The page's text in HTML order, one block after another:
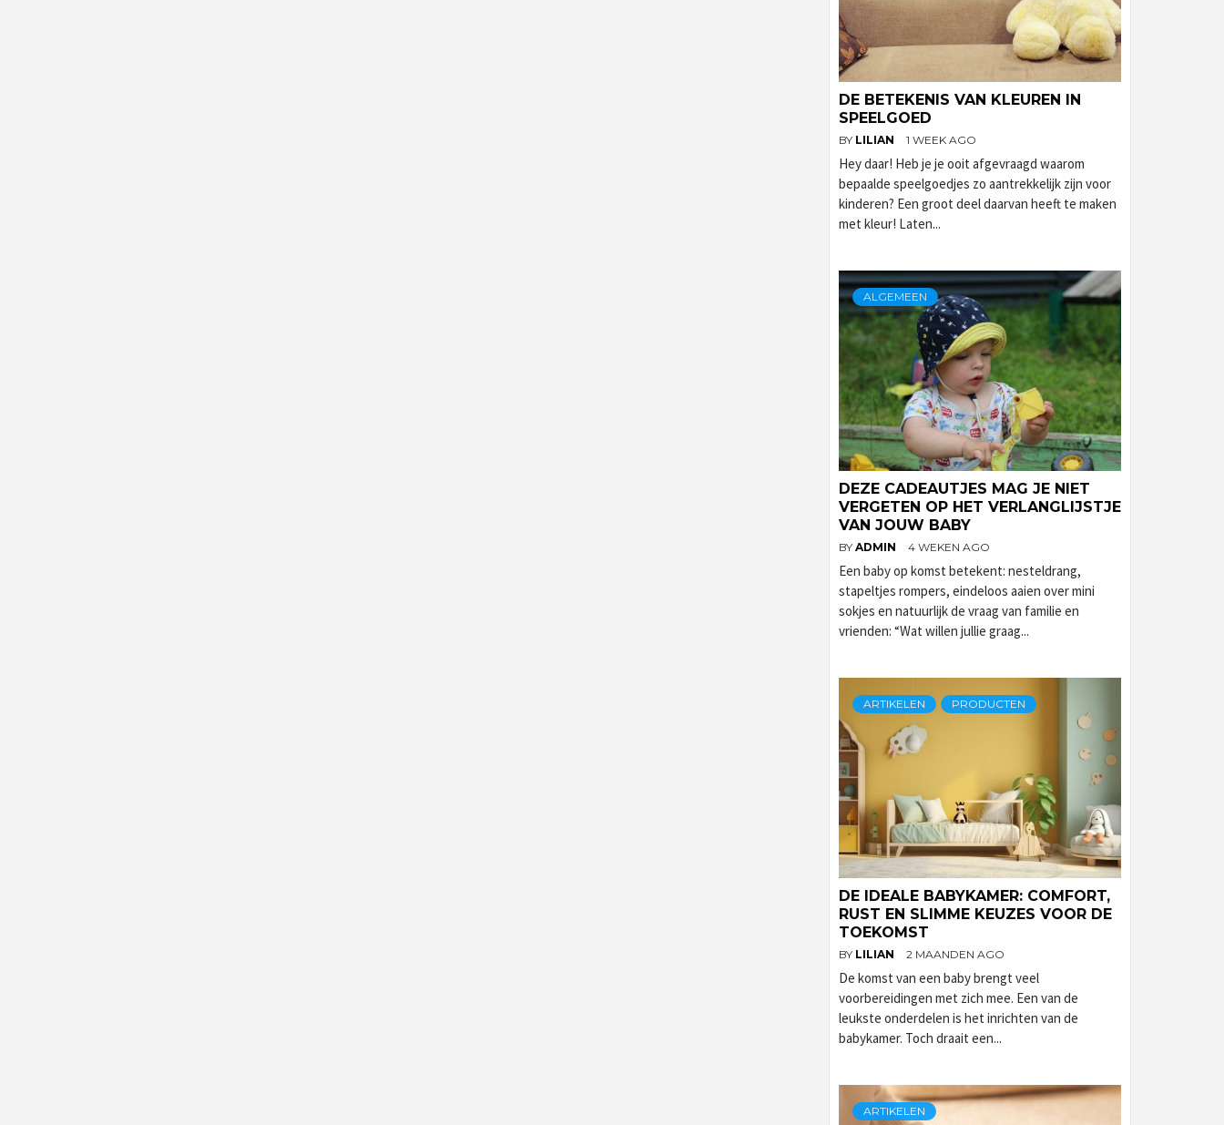
DE BETEKENIS VAN KLEUREN IN
SPEELGOED
BY LILIAN 1 WEEK AGO
Hey daar! Heb je je ooit afgevraagd waarom
bepaalde speelgoedjes zo aantrekkelijk zijn voor
kinderen? Een groot deel daarvan heeft te maken
met kleur! Laten...
ALGEMEEN
DEZE CADEAUTJES MAG JE NIET
VERGETEN OP HET VERLANGLIJSTJE
VAN JOUW BABY
BY ADMIN 4 WEKEN AGO
Een baby op komst betekent: nesteldrang,
stapeltjes rompers, eindeloos aaien over mini
sokjes en natuurlijk de vraag van familie en
vrienden: “Wat willen jullie graag...
ARTIKELEN PRODUCTEN
DE IDEALE BABYKAMER: COMFORT,
RUST EN SLIMME KEUZES VOOR DE
TOEKOMST
BY LILIAN 2 MAANDEN AGO
De komst van een baby brengt veel
voorbereidingen met zich mee. Een van de
leukste onderdelen is het inrichten van de
babykamer. Toch draait een...
ARTIKELEN